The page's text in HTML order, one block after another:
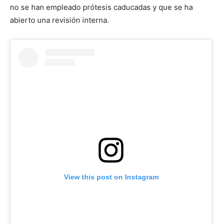
no se han empleado prótesis caducadas y que se ha
abierto una revisión interna.
View this post on Instagram